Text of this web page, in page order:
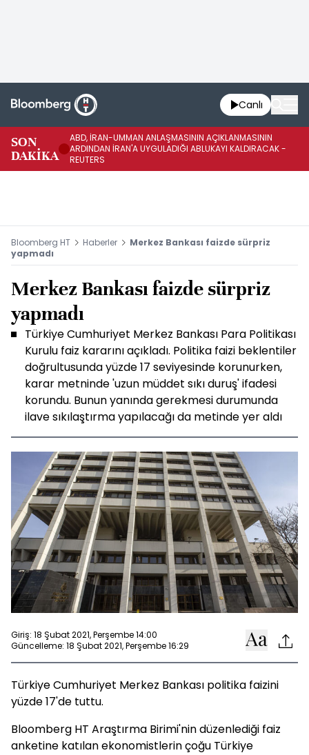
Canlı
SON
DAKİKA
ABD, İRAN-UMMAN ANLAŞMASININ AÇIKLANMASININ
ARDINDAN İRAN'A UYGULADIĞI ABLUKAYI KALDIRACAK -
REUTERS
Bloomberg HT Haberler
Merkez Bankası faizde sürpriz
yapmadı
Merkez Bankası faizde sürpriz
yapmadı
Türkiye Cumhuriyet Merkez Bankası Para Politikası
Kurulu faiz kararını açıkladı. Politika faizi beklentiler
doğrultusunda yüzde 17 seviyesinde korunurken,
karar metninde 'uzun müddet sıkı duruş' ifadesi
korundu. Bunun yanında gerekmesi durumunda
ilave sıkılaştırma yapılacağı da metinde yer aldı
Giriş: 18 Şubat 2021, Perşembe 14:00
Güncelleme: 18 Şubat 2021, Perşembe 16:29
Türkiye Cumhuriyet Merkez Bankası politika faizini
yüzde 17'de tuttu.
Bloomberg HT Araştırma Birimi'nin düzenlediği faiz
anketine katılan ekonomistlerin çoğu Türkiye